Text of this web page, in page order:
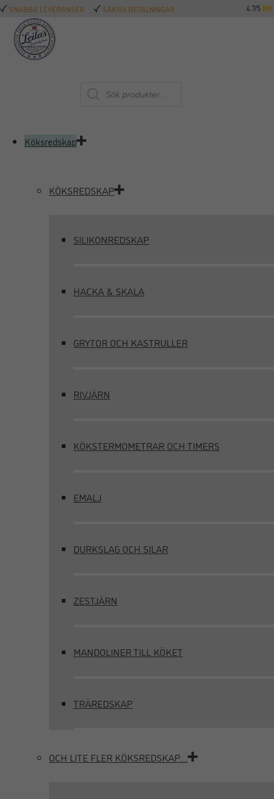
SNABBA LEVERANSER SÄKRA BETALNINGAR 4.7/5
Produktsökning
Köksredskap
KÖKSREDSKAP
SILIKONREDSKAP
HACKA & SKALA
GRYTOR OCH KASTRULLER
RIVJÄRN
KÖKSTERMOMETRAR OCH TIMERS
EMALJ
DURKSLAG OCH SILAR
ZESTJÄRN
MANDOLINER TILL KÖKET
TRÄREDSKAP
OCH LITE FLER KÖKSREDSKAP…